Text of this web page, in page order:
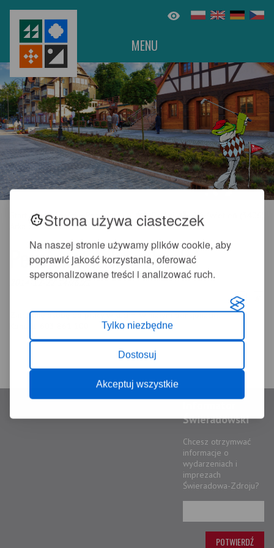
Strona używa ciasteczek
Na naszej stronie używamy plików cookie, aby
poprawić jakość korzystania, oferować
spersonalizowane treści i analizować ruch.
Tylko niezbędne
Dostosuj
Akceptuj wszystkie
MENU
Drukuj Wyświetleń (3406)
»Aktualności» Pensjonat
Arka zatrudni
Pensjonat Arka zatrudni
2014-12-22 14:26:21
A
Zatrudnię osobę do pracy w kuchni w małym pensjonacie.
Świeradowski
Chcesz otrzymwać
informacje o
wydarzeniach i
imprezach
Świeradowa-Zdroju?